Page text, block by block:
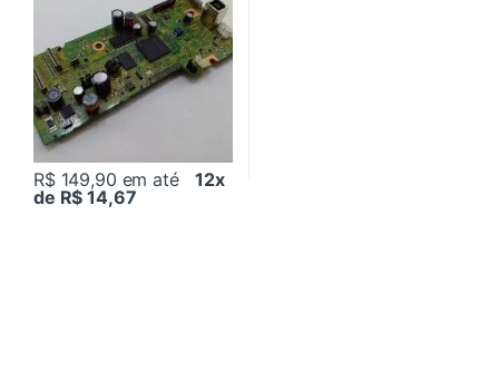
R$ 149,90 em até12x
de R$ 14,67